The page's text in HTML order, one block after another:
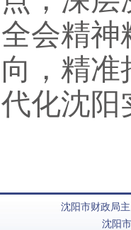
全会精神
向，精准
代化沈阳